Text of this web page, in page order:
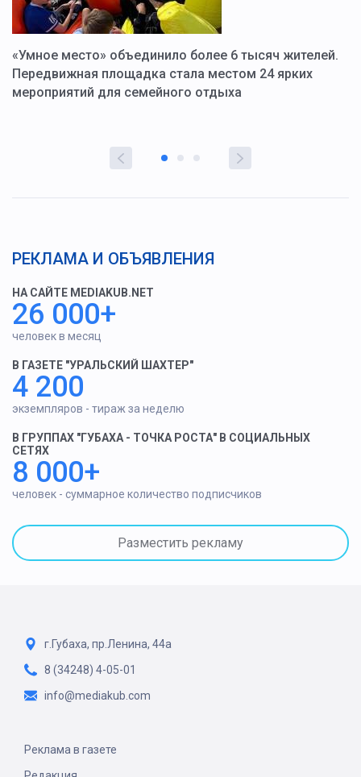
«Умное место» объединило более 6 тысяч жителей.
Передвижная площадка стала местом 24 ярких
мероприятий для семейного отдыха
РЕКЛАМА И ОБЪЯВЛЕНИЯ
НА САЙТЕ MEDIAKUB.NET
26 000+
человек в месяц
В ГАЗЕТЕ "УРАЛЬСКИЙ ШАХТЕР"
4 200
экземпляров - тираж за неделю
В ГРУППАХ "ГУБАХА - ТОЧКА РОСТА" В СОЦИАЛЬНЫХ
СЕТЯХ
8 000+
человек - суммарное количество подписчиков
Разместить рекламу
г.Губаха, пр.Ленина, 44а
8 (34248) 4-05-01
info@mediakub.com
Реклама в газете